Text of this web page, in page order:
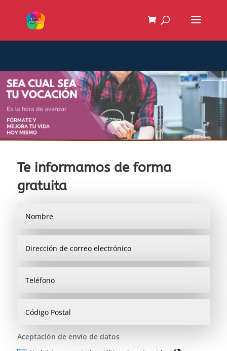
Te informamos de forma
gratuita
Aceptación de envío de datos